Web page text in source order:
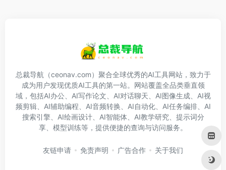
总裁导航（ceonav.com）聚合全球优秀的AI工具网站，致力于
成为用户发现优质AI工具的第一站。网站覆盖全品类垂直领
域，包括AI办公、AI写作论文、AI对话聊天、AI图像生成、AI视
频剪辑、AI辅助编程、AI音频转换、AI自动化、AI任务编排、AI
搜索引擎、AI绘画设计、AI智能体、AI教学研究、提示词分
享、模型训练等，提供便捷的查询与访问服务。
友链申请 免责声明 广告合作 关于我们